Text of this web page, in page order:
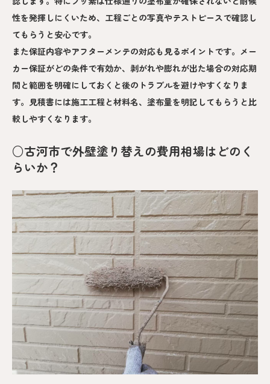
性を発揮しにくいため、工程ごとの写真やテストピースで確認し
てもらうと安心です。
また保証内容やアフターメンテの対応も見るポイントです。メー
カー保証がどの条件で有効か、剥がれや膨れが出た場合の対応期
間と範囲を明確にしておくと後のトラブルを避けやすくなりま
す。見積書には施工工程と材料名、塗布量を明記してもらうと比
較しやすくなります。
○古河市で外壁塗り替えの費用相場はどのく
らいか？